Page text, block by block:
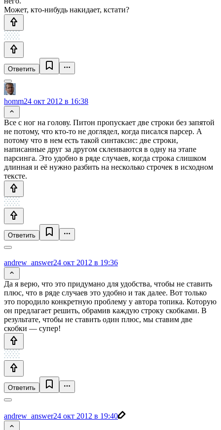
Может, кто-нибудь накидает, кстати?
Ответить
homm24 окт 2012 в 16:38
Все с ног на голову. Питон пропускает две строки без запятой
не потому, что кто-то не доглядел, когда писался парсер. А
потому что в нем есть такой синтаксис: две строки,
написанные друг за другом склеиваются в одну на этапе
парсинга. Это удобно в ряде случаев, когда строка слишком
длинная и её нужно разбить на несколько строчек в исходном
тексте.
Ответить
andrew_answer24 окт 2012 в 19:36
Да я верю, что это придумано для удобства, чтобы не ставить
плюс, что в ряде случаев это удобно и так далее. Вот только
это породило конкретную проблему у автора топика. Которую
он предлагает решить, обрамив каждую строку скобками. В
результате, чтобы не ставить один плюс, мы ставим две
скобки — супер!
Ответить
andrew_answer24 окт 2012 в 19:40